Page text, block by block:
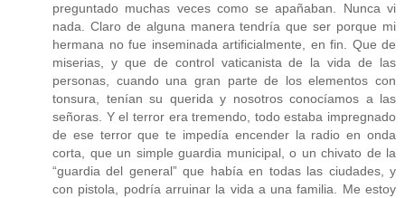
preguntado muchas veces como se apañaban. Nunca vi
nada. Claro de alguna manera tendría que ser porque mi
hermana no fue inseminada artificialmente, en fin. Que de
miserias, y que de control vaticanista de la vida de las
personas, cuando una gran parte de los elementos con
tonsura, tenían su querida y nosotros conocíamos a las
señoras. Y el terror era tremendo, todo estaba impregnado
de ese terror que te impedía encender la radio en onda
corta, que un simple guardia municipal, o un chivato de la
“guardia del general” que había en todas las ciudades, y
con pistola, podría arruinar la vida a una familia. Me estoy